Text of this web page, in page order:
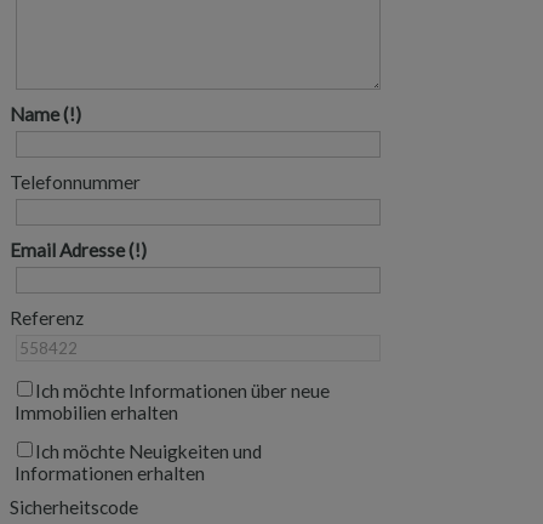
Name
Telefonnummer
Email Adresse
Referenz
Ich möchte Informationen über neue
Immobilien erhalten
Ich möchte Neuigkeiten und
Informationen erhalten
Sicherheitscode